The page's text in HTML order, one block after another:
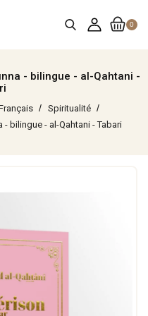
0
- bilingue - al-Qahtani -
Spiritualité
bilingue - al-Qahtani - Tabari